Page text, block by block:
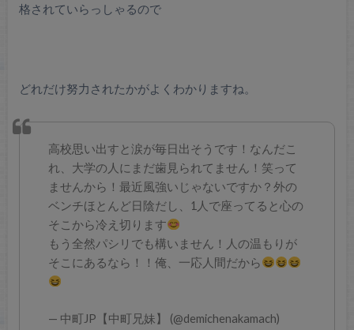
格されていらっしゃるので
どれだけ努力されたかがよくわかりますね。
高校思い出すと涙が毎日出そうです！なんだこ
れ、大学の人にまだ歯見られてません！笑って
ませんから！最近風強いじゃないですか？外の
ベンチほとんど日陰だし、1人で座ってると心の
そこから冷え切ります
もう全然パシリでも構いません！人の温もりが
そこにあるなら！！俺、一応人間だから
— 中町JP【中町兄妹】 (@demichenakamach)